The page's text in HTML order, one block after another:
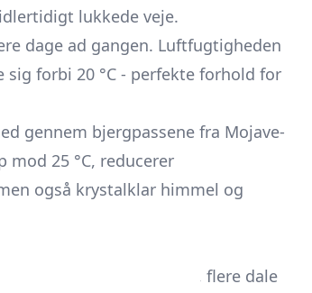
lukkede veje.
dage ad gangen. Luftfugtigheden
forbi 20 °C - perfekte forhold for
gennem bjergpassene fra Mojave-
25 °C, reducerer
også krystalklar himmel og
en 120 km lang kystlinje, flere dale